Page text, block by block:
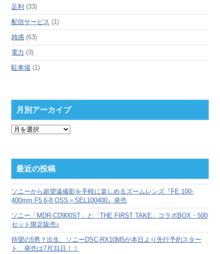
足利 (33)
配信サービス (1)
雑感 (63)
電力 (3)
駐車場 (1)
月別アーカイブ
月
カ
ブ
最近の投稿
ソニーから超望遠撮影を手軽に楽しめるズームレンズ『FE 100-
400mm F5.6-8 OSS＝SEL100400』発売
ソニー「MDR-CD900ST」と「THE FIRST TAKE」コラボBOX・500
セット限定販売♪
待望の5男？出生、ソニーDSC-RX10M5が本日より先行予約スター
ト、発売は7月31日！！